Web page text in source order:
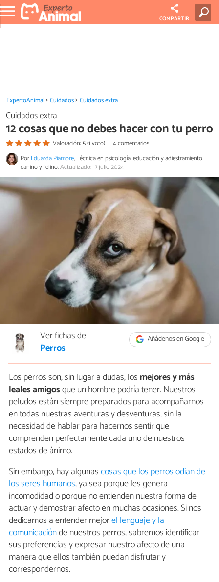
COMPARTIR
ExpertoAnimal Cuidados Cuidados extra
Cuidados extra
12 cosas que no debes hacer con tu perro
Valoración: 5 (1 voto)
4 comentarios
PorEduarda Piamore, Técnica en psicología, educación y adiestramiento
canino y felino.Actualizado: 17 julio 2024
Añádenos en Google
Ver fichas de
Perros
Los perros son, sin lugar a dudas, los mejores y más
leales amigosque un hombre podría tener. Nuestros
peludos están siempre preparados para acompañarnos
en todas nuestras aventuras y desventuras, sin la
necesidad de hablar para hacernos sentir que
comprenden perfectamente cada uno de nuestros
estados de ánimo.
Sin embargo, hay algunascosas que los perros odian de
los seres humanos, ya sea porque les genera
incomodidad o porque no entienden nuestra forma de
actuar y demostrar afecto en muchas ocasiones. Si nos
dedicamos a entender mejorel lenguaje y la
comunicaciónde nuestros perros, sabremos identificar
sus preferencias y expresar nuestro afecto de una
manera que ellos también puedan disfrutar y
correspondernos.